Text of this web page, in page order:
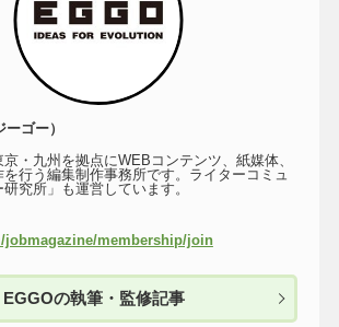
ゴー）
・九州を拠点にWEBコンテンツ、紙媒体、
行う編集制作事務所です。ライターコミュ
究所」も運営しています。
jobmagazine/membership/join
EGGOの執筆・監修記事